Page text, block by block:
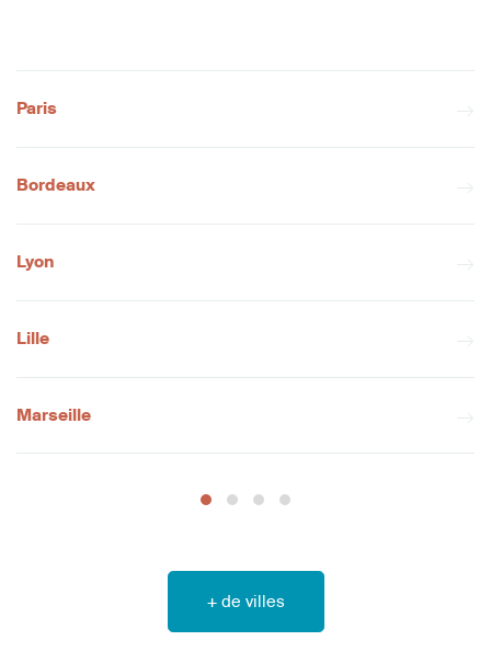
Paris
Bordeaux
Lyon
Lille
Marseille
+ de villes